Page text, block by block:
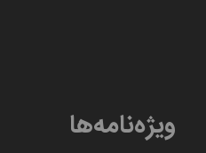
ویژه‌نامه‌ها